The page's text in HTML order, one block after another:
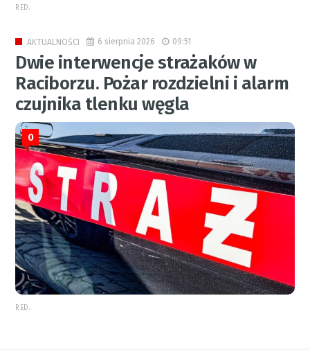
RED.
AKTUALNOŚCI 6 sierpnia 2026 09:51
Dwie interwencje strażaków w
Raciborzu. Pożar rozdzielni i alarm
czujnika tlenku węgla
0
RED.